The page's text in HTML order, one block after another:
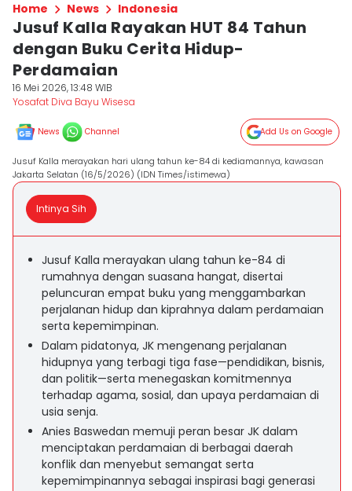
Home News Indonesia
Jusuf Kalla Rayakan HUT 84 Tahun
dengan Buku Cerita Hidup-
Perdamaian
16 Mei 2026, 13:48 WIB
Yosafat Diva Bayu Wisesa
News Channel Add Us on Google
Jusuf Kalla merayakan hari ulang tahun ke-84 di kediamannya, kawasan
Jakarta Selatan (16/5/2026) (IDN Times/istimewa)
Intinya Sih
Jusuf Kalla merayakan ulang tahun ke-84 di
rumahnya dengan suasana hangat, disertai
peluncuran empat buku yang menggambarkan
perjalanan hidup dan kiprahnya dalam perdamaian
serta kepemimpinan.
Dalam pidatonya, JK mengenang perjalanan
hidupnya yang terbagi tiga fase—pendidikan, bisnis,
dan politik—serta menegaskan komitmennya
terhadap agama, sosial, dan upaya perdamaian di
usia senja.
Anies Baswedan memuji peran besar JK dalam
menciptakan perdamaian di berbagai daerah
konflik dan menyebut semangat serta
kepemimpinannya sebagai inspirasi bagi generasi